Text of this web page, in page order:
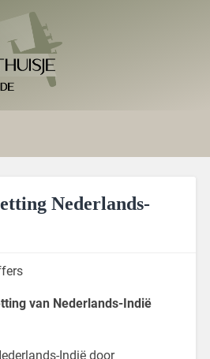
Nederlands-
van Nederlands-Indië
Indië door